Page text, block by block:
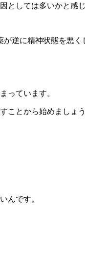
としては多いかと感
逆に精神状態を悪く
っています。
ことから始めましょう
んです。